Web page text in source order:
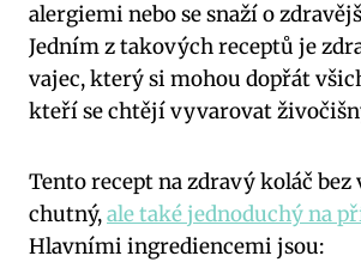
alergiemi nebo se snaží o
Jedním z takových receptů je
vajec, který si mohou dopřát
kteří se chtějí vyvarovat
Tento recept na zdravý koláč bez
chutný,ale také jednoduchý na
Hlavními ingrediencemi jsou: